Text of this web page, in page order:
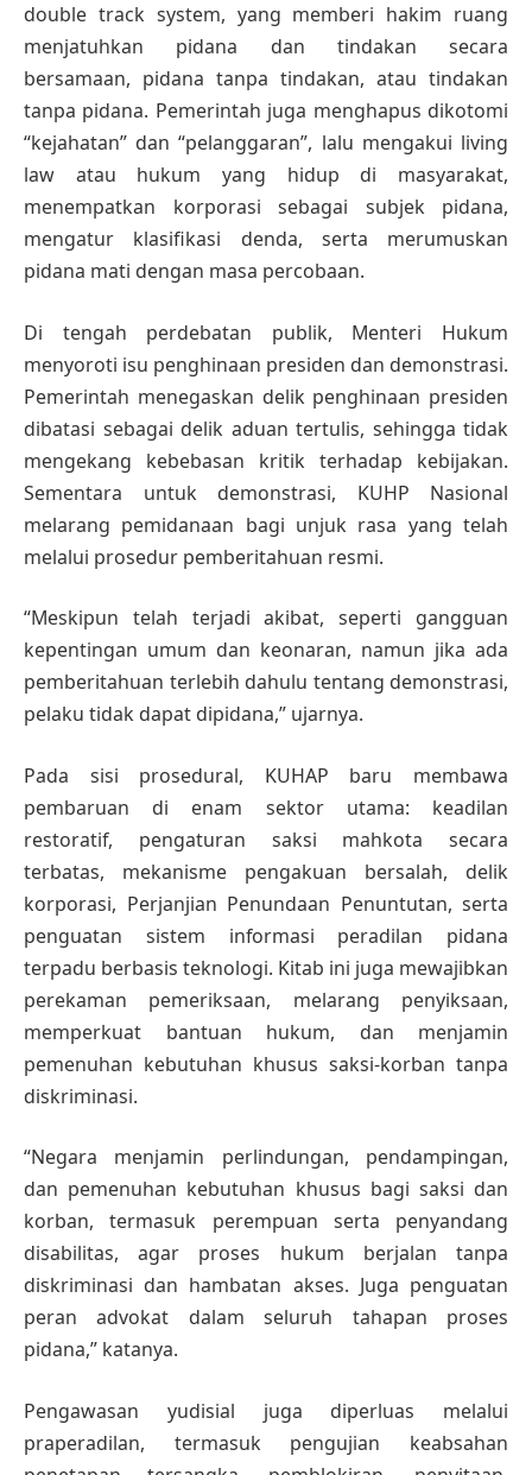
double track system, yang memberi hakim ruang
menjatuhkan pidana dan tindakan secara
bersamaan, pidana tanpa tindakan, atau tindakan
tanpa pidana. Pemerintah juga menghapus dikotomi
“kejahatan” dan “pelanggaran”, lalu mengakui living
law atau hukum yang hidup di masyarakat,
menempatkan korporasi sebagai subjek pidana,
mengatur klasifikasi denda, serta merumuskan
pidana mati dengan masa percobaan.
Di tengah perdebatan publik, Menteri Hukum
menyoroti isu penghinaan presiden dan demonstrasi.
Pemerintah menegaskan delik penghinaan presiden
dibatasi sebagai delik aduan tertulis, sehingga tidak
mengekang kebebasan kritik terhadap kebijakan.
Sementara untuk demonstrasi, KUHP Nasional
melarang pemidanaan bagi unjuk rasa yang telah
melalui prosedur pemberitahuan resmi.
“Meskipun telah terjadi akibat, seperti gangguan
kepentingan umum dan keonaran, namun jika ada
pemberitahuan terlebih dahulu tentang demonstrasi,
pelaku tidak dapat dipidana,” ujarnya.
Pada sisi prosedural, KUHAP baru membawa
pembaruan di enam sektor utama: keadilan
restoratif, pengaturan saksi mahkota secara
terbatas, mekanisme pengakuan bersalah, delik
korporasi, Perjanjian Penundaan Penuntutan, serta
penguatan sistem informasi peradilan pidana
terpadu berbasis teknologi. Kitab ini juga mewajibkan
perekaman pemeriksaan, melarang penyiksaan,
memperkuat bantuan hukum, dan menjamin
pemenuhan kebutuhan khusus saksi-korban tanpa
diskriminasi.
“Negara menjamin perlindungan, pendampingan,
dan pemenuhan kebutuhan khusus bagi saksi dan
korban, termasuk perempuan serta penyandang
disabilitas, agar proses hukum berjalan tanpa
diskriminasi dan hambatan akses. Juga penguatan
peran advokat dalam seluruh tahapan proses
pidana,” katanya.
Pengawasan yudisial juga diperluas melalui
praperadilan, termasuk pengujian keabsahan